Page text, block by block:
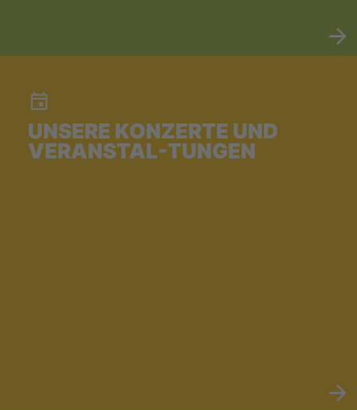
UNSERE KONZERTE UND
VERANSTAL-TUNGEN